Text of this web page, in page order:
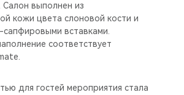
выполнен из
кожи цвета слоновой кости и
вставками.
соответствует
для гостей мероприятия стала